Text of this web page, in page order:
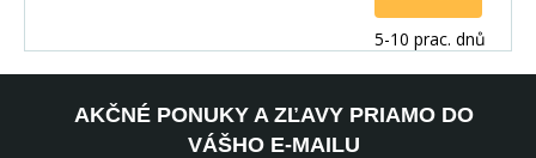
5-10 prac. dnů
AKČNÉ PONUKY A ZĽAVY PRIAMO DO
VÁŠHO E-MAILU